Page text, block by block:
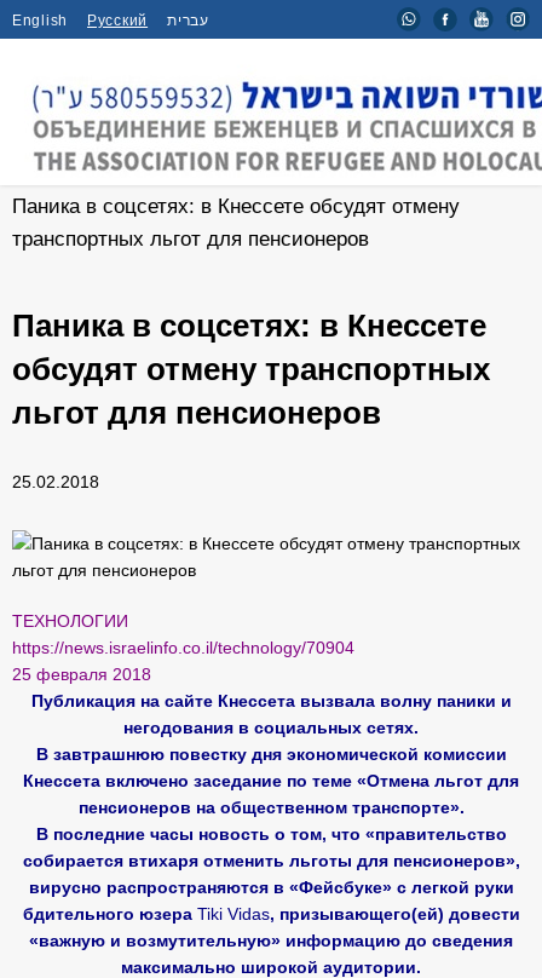
English Русский עברית
Главная / Новости /
Паника в соцсетях: в Кнессете обсудят отмену
транспортных льгот для пенсионеров
Паника в соцсетях: в Кнессете
обсудят отмену транспортных
льгот для пенсионеров
25.02.2018
ТЕХНОЛОГИИ
https://news.israelinfo.co.il/technology/70904
25 февраля 2018
Публикация на сайте Кнессета вызвала волну паники и
негодования в социальных сетях.
В завтрашнюю повестку дня экономической комиссии
Кнессета включено заседание по теме «Отмена льгот для
пенсионеров на общественном транспорте».
В последние часы новость о том, что «правительство
собирается втихаря отменить льготы для пенсионеров»,
вирусно распространяются в «Фейсбуке» с легкой руки
бдительного юзера Tiki Vidas, призывающего(ей) довести
«важную и возмутительную» информацию до сведения
максимально широкой аудитории.